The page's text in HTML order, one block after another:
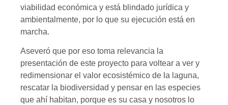
viabilidad económica y está blindado jurídica y
ambientalmente, por lo que su ejecución está en
marcha.
Aseveró que por eso toma relevancia la
presentación de este proyecto para voltear a ver y
redimensionar el valor ecosistémico de la laguna,
rescatar la biodiversidad y pensar en las especies
que ahí habitan, porque es su casa y nosotros lo